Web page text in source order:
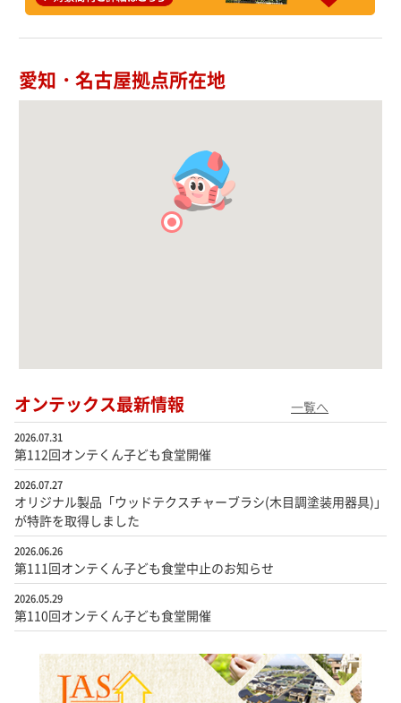
愛知・名古屋拠点所在地
オンテックス最新情報 一覧へ
2026.07.31
第112回オンテくん子ども食堂開催
2026.07.27
オリジナル製品「ウッドテクスチャーブラシ(木目調塗装用器具)」
が特許を取得しました
2026.06.26
第111回オンテくん子ども食堂中止のお知らせ
2026.05.29
第110回オンテくん子ども食堂開催